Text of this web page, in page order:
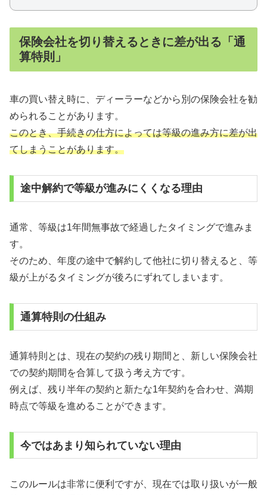
保険会社を切り替えるときに差が出る「通
算特則」
車の買い替え時に、ディーラーなどから別の保険会社を勧
められることがあります。
このとき、手続きの仕方によっては等級の進み方に差が出
てしまうことがあります。
途中解約で等級が進みにくくなる理由
通常、等級は1年間無事故で経過したタイミングで進みま
す。
そのため、年度の途中で解約して他社に切り替えると、等
級が上がるタイミングが後ろにずれてしまいます。
通算特則の仕組み
通算特則とは、現在の契約の残り期間と、新しい保険会社
での契約期間を合算して扱う考え方です。
例えば、残り半年の契約と新たな1年契約を合わせ、満期
時点で等級を進めることができます。
今ではあまり知られていない理由
このルールは非常に便利ですが、現在では取り扱いが一般